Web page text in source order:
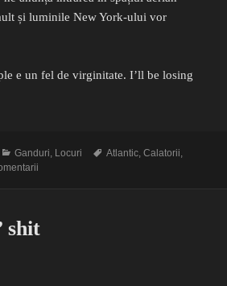
și luminile New York-ului vor
e un fel de virginitate. I’ll be losing
Categorii
Ganduri Locuri Etichete
Atlantic ,Calatorii
shit